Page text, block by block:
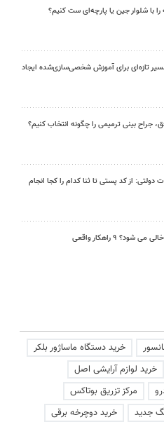
را با شلوار جین یا پارچه‌ای ست کنیم؟
مسیر تازه‌ای برای آموزش شخصی‌سازی‌شده ایجاد
جراح بینی ترمیمی را چگونه انتخاب کنیم؟
دولتی: از کد پستی تا ثنا کدام را کجا انجام
۹ راهکار واقعی
خرید دستگاه ماساژور بلکر
خرید لوازم آرایشی اصل
مرکز تزریق بوتاکس
جدید
خرید دوچرخه برقی